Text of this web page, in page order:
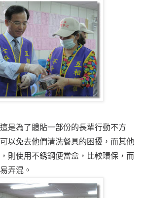
為了體貼一部份的長輩行動不方
以免去他們清洗餐具的困擾，而其他
則使用不銹鋼便當盒，比較環保，而
弄混。